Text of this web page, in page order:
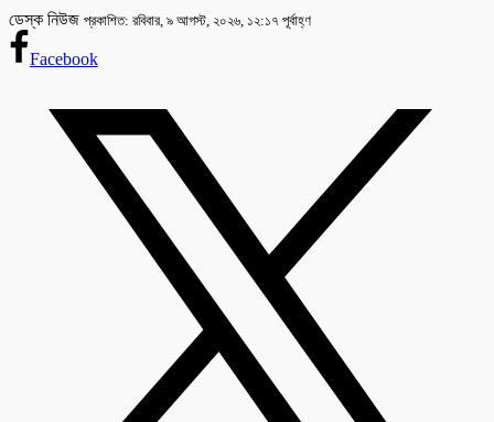
ডেস্ক নিউজ প্রকাশিত: রবিবার, ৯ আগস্ট, ২০২৬, ১২:১৭ পূর্বাহ্ণ
Facebook